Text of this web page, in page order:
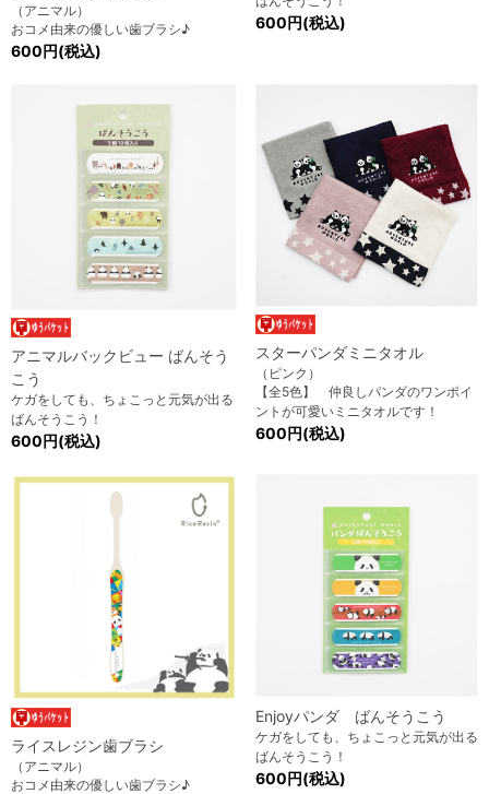
（アニマル）
おコメ由来の優しい歯ブラシ♪
600円(税込)
600円(税込)
アニマルバックビュー ばんそう
こう
ケガをしても、ちょこっと元気が出る
ばんそうこう！
600円(税込)
スターパンダミニタオル
（ピンク）
【全5色】 仲良しパンダのワンポイ
ントが可愛いミニタオルです！
600円(税込)
ライスレジン歯ブラシ
（アニマル）
おコメ由来の優しい歯ブラシ♪
Enjoyパンダ ばんそうこう
ケガをしても、ちょこっと元気が出る
ばんそうこう！
600円(税込)